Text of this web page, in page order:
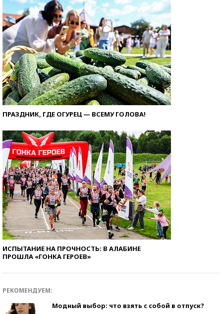
ПРАЗДНИК, ГДЕ ОГУРЕЦ — ВСЕМУ ГОЛОВА!
ИСПЫТАНИЕ НА ПРОЧНОСТЬ: В АЛАБИНЕ
ПРОШЛА «ГОНКА ГЕРОЕВ»
РЕКОМЕНДУЕМ:
Модный выбор: что взять с собой в отпуск?